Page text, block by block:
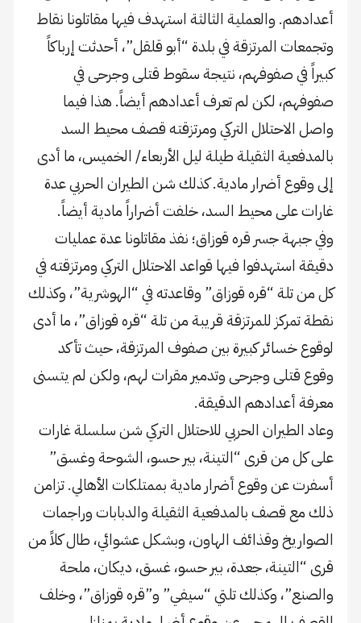
أعدادهم. والعملية الثالثة استهدف فيها مقاتلونا نقاط
وتجمعات المرتزقة في بلدة “أبو قلقل”، أحدثت إرباكاً
كبيراً في صفوفهم، نتيجة سقوط قتلى وجرحى في
صفوفهم، لكن لم تعرف أعدادهم أيضاً. هذا فيما
واصل الاحتلال التركي ومرتزقته قصف محيط السد
بالمدفعية الثقيلة طيلة ليل الأربعاء/ الخميس، ما أدى
إلى وقوع أضرار مادية. كذلك شن الطيران الحربي عدة
غارات على محيط السد، خلفت أضراراً مادية أيضاً.
وفي جبهة جسر قره قوزاق؛ نفذ مقاتلونا عدة عمليات
دقيقة استهدفوا فيها قواعد الاحتلال التركي ومرتزقته في
كل من تلة “قره قوزاق” وقاعدته في “الهوشرية”، وكذلك
نقطة تمركز للمرتزقة قريبة من تلة “قره قوزاق”، ما أدى
لوقوع خسائر كبيرة بين صفوف المرتزقة، حيث تأكد
وقوع قتلى وجرحى وتدمير مقرات لهم، ولكن لم يتسنى
معرفة أعدادهم الدقيقة.
وعاد الطيران الحربي للاحتلال التركي شن سلسلة غارات
على كل من قرى “التينة، بير حسو، الشوحة وغسق”
أسفرت عن وقوع أضرار مادية بممتلكات الأهالي. تزامن
ذلك مع قصف بالمدفعية الثقيلة والدبابات وراجمات
الصواريخ وقذائف الهاون، وبشكل عشوائي، طال كلاً من
قرى “التينة، جعدة، بير حسو، غسق، ديكان، ملحة
والصنع”، وكذلك تلتي “سيفي” و”قره قوزاق”، وخلف